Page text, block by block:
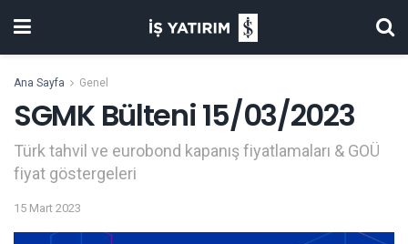
Ana Sayfa Genel
SGMK Bülteni 15/03/2023
Türk tahvil ve eurobond kapanış fiyatlamaları & GOÜ
fiyat göstergeleri
15 Mart 2023